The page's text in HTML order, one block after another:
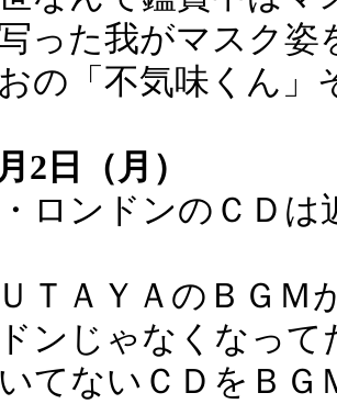
った我がマスク姿
の「不気味くん」
2日（月）
ロンドンのＣＤ
ＴＡＹＡのＢＧＭ
ンじゃなくなって
てないＣＤをＢ